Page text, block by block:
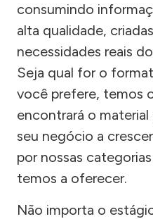
consumindo
alta qualidade,
necessidades reais
Seja qual for o
você prefere, temos
encontrará o
seu negócio a
por nossas
temos a oferecer.
Não importa o